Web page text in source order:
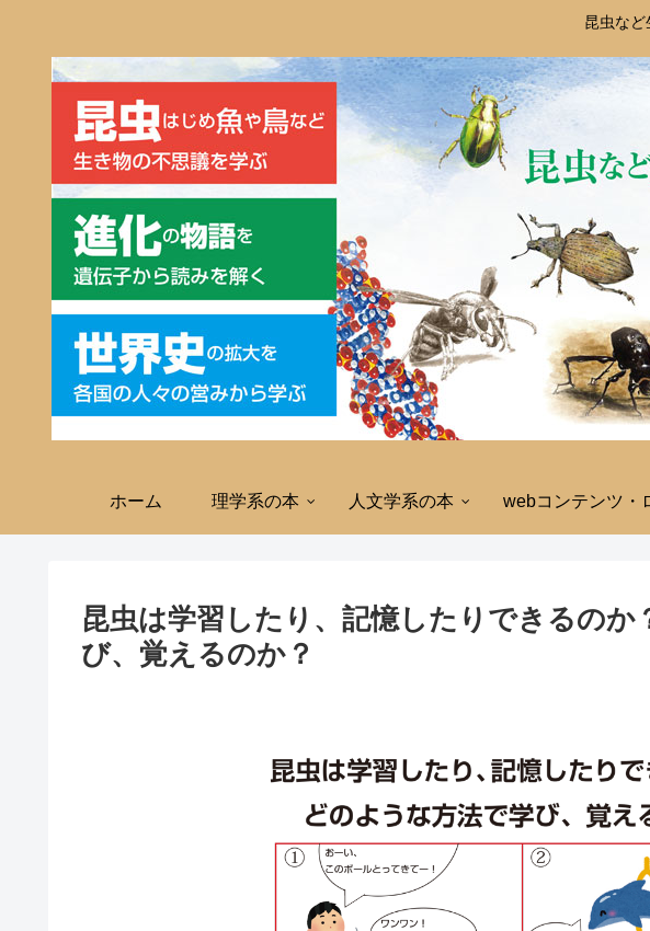
昆虫など
ホーム 理学系の本 人文学系の本 webコンテンツ・
昆虫は学習したり、記憶したりできるのか
び、覚えるのか？